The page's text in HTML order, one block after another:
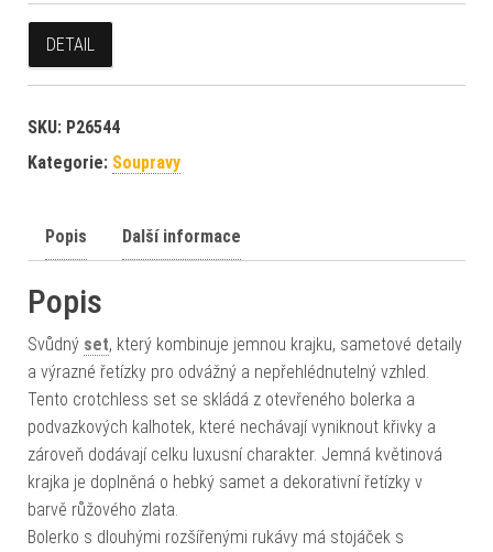
DETAIL
SKU: P26544
Kategorie: Soupravy
Popis Další informace
Popis
Svůdný set, který kombinuje jemnou krajku, sametové detaily
a výrazné řetízky pro odvážný a nepřehlédnutelný vzhled.
Tento crotchless set se skládá z otevřeného bolerka a
podvazkových kalhotek, které nechávají vyniknout křivky a
zároveň dodávají celku luxusní charakter. Jemná květinová
krajka je doplněná o hebký samet a dekorativní řetízky v
barvě růžového zlata.
Bolerko s dlouhými rozšířenými rukávy má stojáček s